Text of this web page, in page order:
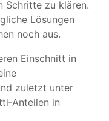
Schritte zu klären.
Lösungen
noch aus.
Einschnitt in
zuletzt unter
in